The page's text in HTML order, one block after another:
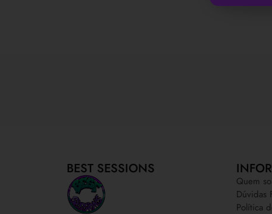
BEST SESSIONS
Quem
Dúvidas
Política